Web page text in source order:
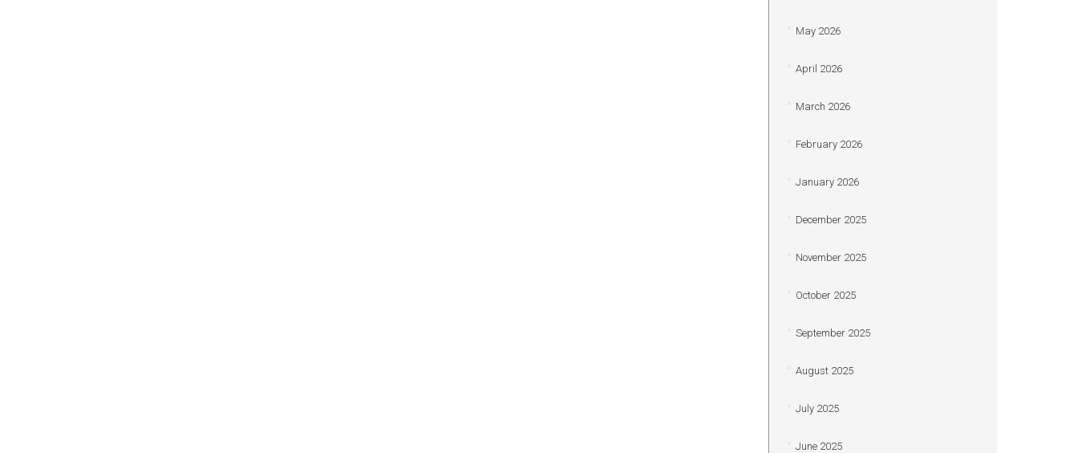
May 2026
April 2026
March 2026
February 2026
January 2026
December 2025
November 2025
October 2025
September 2025
August 2025
July 2025
June 2025